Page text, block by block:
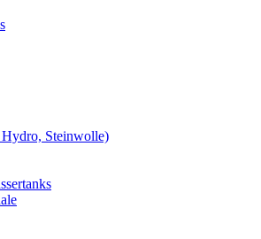
Hydro, Steinwolle)